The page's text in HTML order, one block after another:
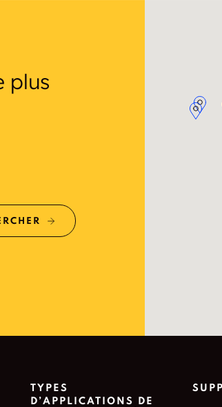
plus
TYPES
D’APPLICATIONS DE